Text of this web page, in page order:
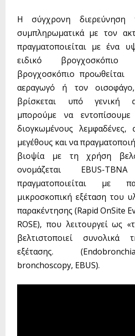
Η σύγχρονη διερεύνηση
συμπληρωματικά με τον
πραγματοποιείται με ένα
ειδικό
βρογχοσκόπιο προωθείται
αεραγωγό ή τον
βρίσκεται υπό γενική
μπορούμε να εντοπίσουμε
διογκωμένους λεμφαδένες,
μεγέθους και να
βιοψία με τη χρήση
ονομάζεται EBUS-
πραγματοποιείται με
μικροσκοπική εξέταση του
παρακέντησης (Rapid OnSite
ROSE), που λειτουργεί ως
βελτιστοποιεί συνολικά
εξέτασης.
bronchoscopy, EΒUS).